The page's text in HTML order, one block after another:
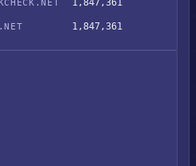
1,847,361
1,847,361